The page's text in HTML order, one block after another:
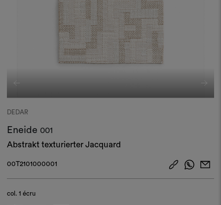
DEDAR
Eneide 001
Abstrakt texturierter Jacquard
00T2101000001
col.1 écru